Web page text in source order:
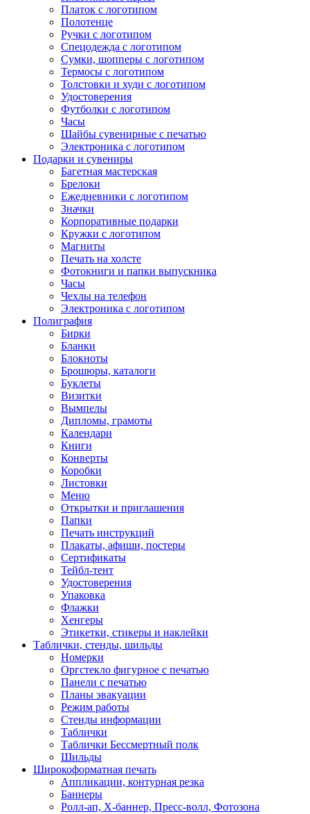
Платок с логотипом
Полотенце
Ручки с логотипом
Спецодежда с логотипом
Сумки, шопперы с логотипом
Термосы с логотипом
Толстовки и худи с логотипом
Удостоверения
Футболки с логотипом
Часы
Шайбы сувенирные с печатью
Электроника с логотипом
Подарки и сувениры
Багетная мастерская
Брелоки
Ежедневники с логотипом
Значки
Корпоративные подарки
Кружки с логотипом
Магниты
Печать на холсте
Фотокниги и папки выпускника
Часы
Чехлы на телефон
Электроника с логотипом
Полиграфия
Бирки
Бланки
Блокноты
Брошюры, каталоги
Буклеты
Визитки
Вымпелы
Дипломы, грамоты
Календари
Книги
Конверты
Коробки
Листовки
Меню
Открытки и приглашения
Папки
Печать инструкций
Плакаты, афиши, постеры
Сертификаты
Тейбл-тент
Удостоверения
Упаковка
Флажки
Хенгеры
Этикетки, стикеры и наклейки
Таблички, стенды, шильды
Номерки
Оргстекло фигурное с печатью
Панели с печатью
Планы эвакуации
Режим работы
Стенды информации
Таблички
Таблички Бессмертный полк
Шильды
Широкоформатная печать
Аппликации, контурная резка
Баннеры
Ролл-ап, X-баннер, Пресс-волл, Фотозона